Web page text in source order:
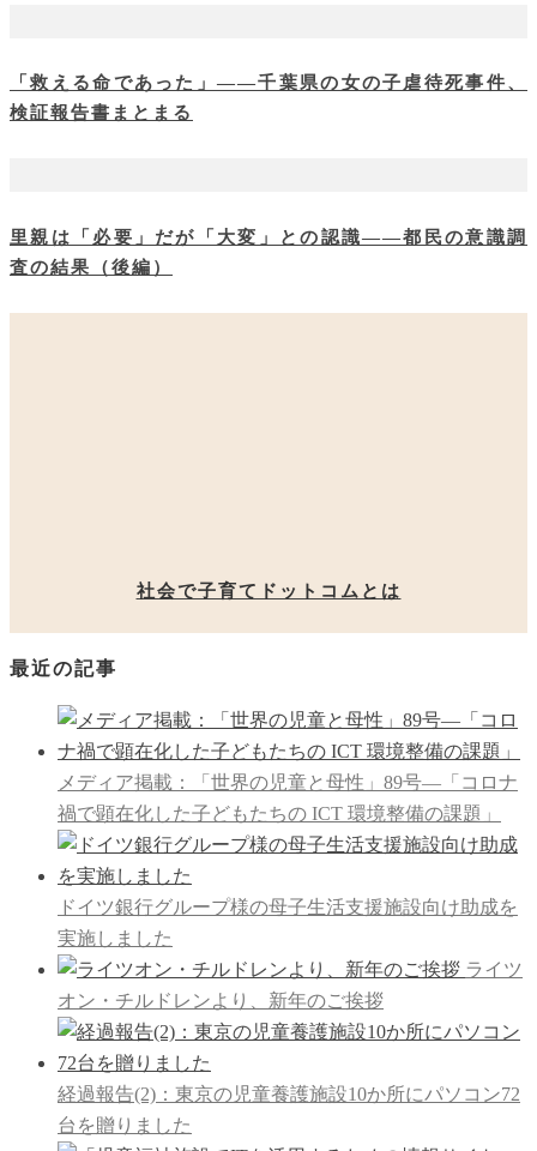
「救える命であった」――千葉県の女の子虐待死事件、
検証報告書まとまる
里親は「必要」だが「大変」との認識――都民の意識調
査の結果（後編）
社会で子育てドットコムとは
最近の記事
メディア掲載：「世界の児童と母性」89号―「コロナ
禍で顕在化した子どもたちの ICT 環境整備の課題」
ドイツ銀行グループ様の母子生活支援施設向け助成を
実施しました
ライツ
オン・チルドレンより、新年のご挨拶
経過報告(2)：東京の児童養護施設10か所にパソコン72
台を贈りました